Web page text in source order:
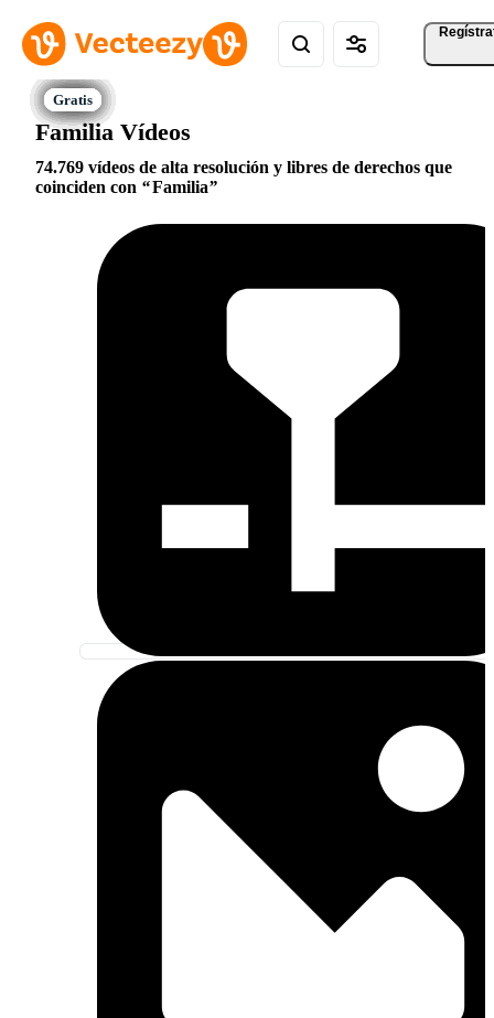
Familia Vídeos
74.769 vídeos de alta resolución y libres de derechos que
coinciden con
Familia